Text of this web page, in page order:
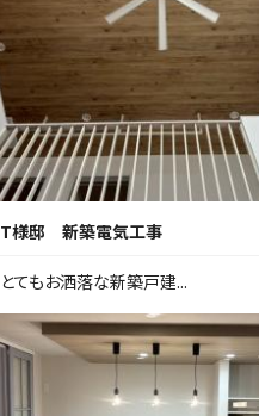
T様邸 新築電気工事
とてもお洒落な新築戸建...